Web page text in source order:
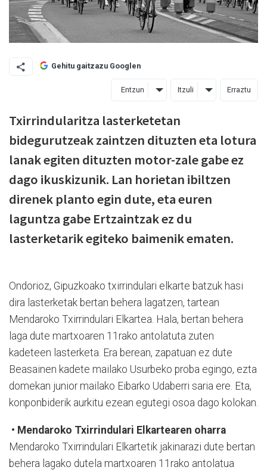
Gehitu gaitzazu Googlen
Entzun Itzuli Erraztu
Txirrindularitza lasterketetan
bidegurutzeak zaintzen dituzten eta lotura
lanak egiten dituzten motor-zale gabe ez
dago ikuskizunik. Lan horietan ibiltzen
direnek planto egin dute, eta euren
laguntza gabe Ertzaintzak ez du
lasterketarik egiteko baimenik ematen.
Ondorioz, Gipuzkoako txirrindulari elkarte batzuk hasi
dira lasterketak bertan behera lagatzen, tartean
Mendaroko Txirrindulari Elkartea. Hala, bertan behera
laga dute martxoaren 11rako antolatuta zuten
kadeteen lasterketa. Era berean, zapatuan ez dute
Beasainen kadete mailako Usurbeko proba egingo, ezta
domekan junior mailako Eibarko Udaberri saria ere. Eta,
konponbiderik aurkitu ezean egutegi osoa dago kolokan.
• Mendaroko Txirrindulari Elkartearen oharra
Mendaroko Txirrindulari Elkartetik jakinarazi dute bertan
behera lagako dutela martxoaren 11rako antolatua